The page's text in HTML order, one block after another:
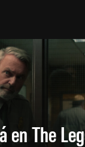
en The